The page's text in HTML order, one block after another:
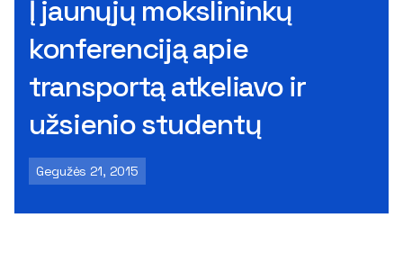
Į jaunųjų mokslininkų
konferenciją apie
transportą atkeliavo ir
užsienio studentų
Gegužės 21, 2015